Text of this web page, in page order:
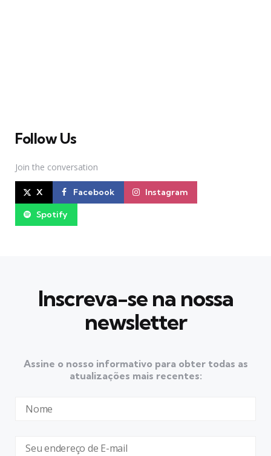
Follow Us
Join the conversation
X Facebook Instagram
Spotify
Inscreva-se na nossa
newsletter
Assine o nosso informativo para obter todas as
atualizações mais recentes: